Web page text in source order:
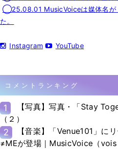
◯25.08.01 MusicVoiceは媒体名が
た。
Instagram YouTube
コメントランキング
1
【写真】写真・「Stay
（２）
2
【音楽】「Venue101」に
≠MEが登場｜MusicVoice（vois